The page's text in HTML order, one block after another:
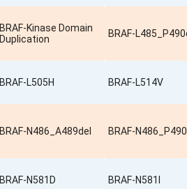
BRAF-Kinase Domain
Duplication
BRAF-
BRAF-L505H BRAF-L514V
BRAF-N486_A489del BRAF-
BRAF-N581D BRAF-N581I